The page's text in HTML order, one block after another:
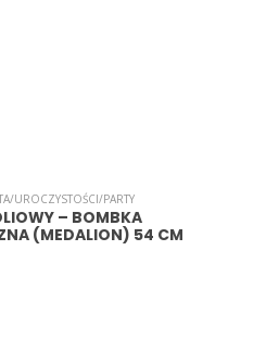
UROCZYSTOŚCI/PARTY
– BOMBKA
(MEDALION) 54 CM